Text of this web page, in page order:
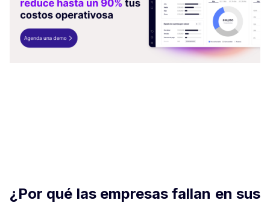
¿Por qué las empresas fallan en sus